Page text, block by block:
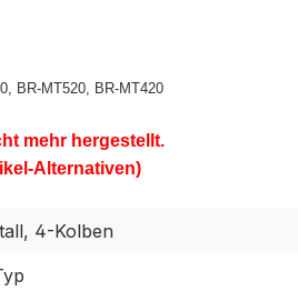
BR-MT520, BR-MT420
mehr hergestellt.
Alternativen)
4-Kolben